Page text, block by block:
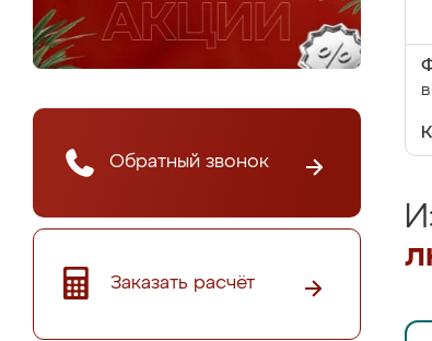
Обратный звонок
Заказать расчёт